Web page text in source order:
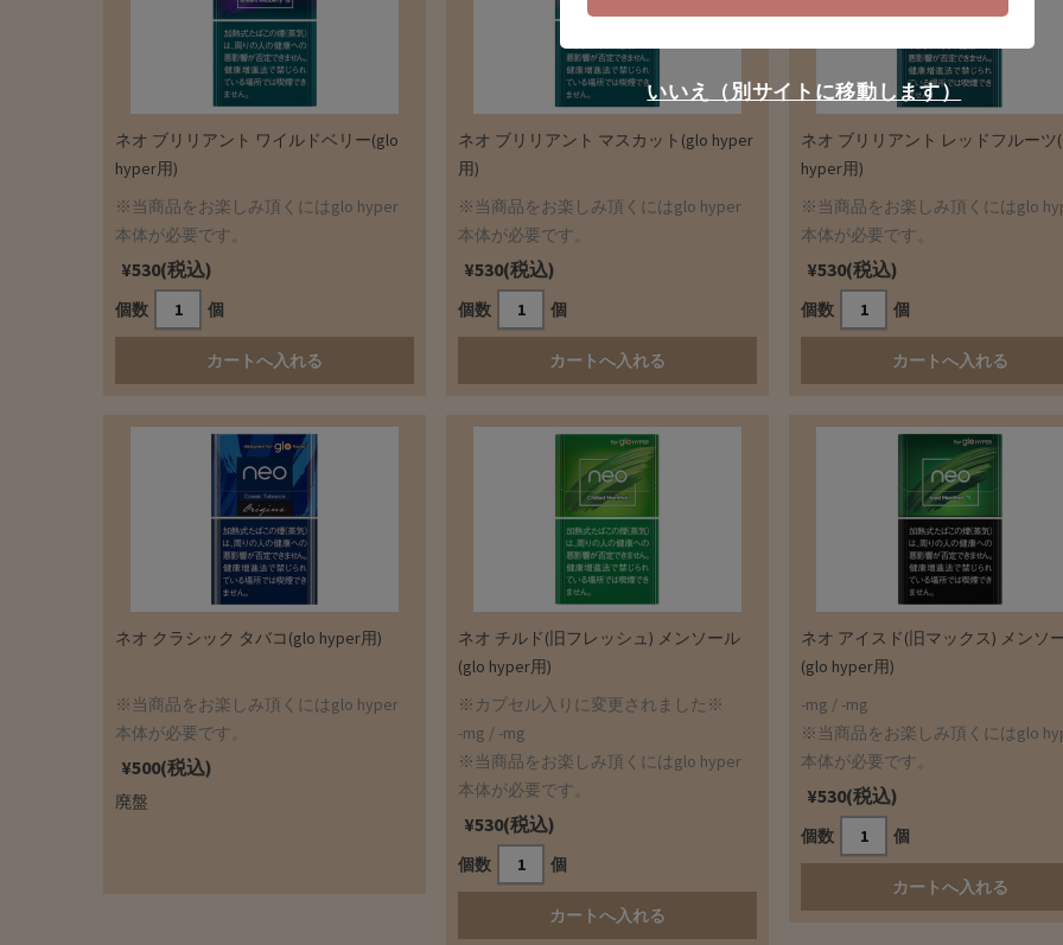
ネオ ブリリアント ワイルドベリー(glo
hyper用)
※当商品をお楽しみ頂くにはglo hyper
本体が必要です。
¥530(税込)
個数 個
ネオ ブリリアント マスカット(glo hyper
用)
※当商品をお楽しみ頂くにはglo hyper
本体が必要です。
¥530(税込)
個数 個
ネオ ブリリアント レッドフルーツ
hyper用)
※当商品をお楽しみ頂くにはglo
本体が必要です。
¥530(税込)
個数 個
ネオ クラシック タバコ(glo hyper用)
※当商品をお楽しみ頂くにはglo hyper
本体が必要です。
¥500(税込)
廃盤
ネオ チルド(旧フレッシュ) メンソール
(glo hyper用)
※カプセル入りに変更されました※
-mg / -mg
※当商品をお楽しみ頂くにはglo hyper
本体が必要です。
¥530(税込)
個数 個
ネオ アイスド(旧マックス) メンソ
(glo hyper用)
-mg / -mg
※当商品をお楽しみ頂くにはglo
本体が必要です。
¥530(税込)
個数 個
いいえ（別サイトに移動します）